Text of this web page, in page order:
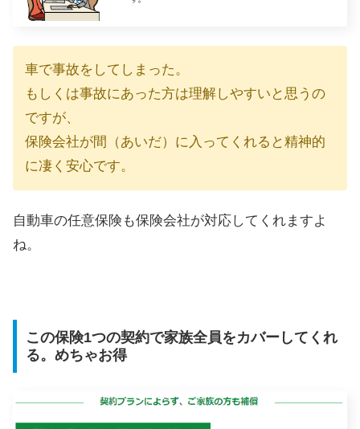
車で事故をしてしまった。
もしくは事故にあった方は理解しやすいと思うの
ですが、
保険会社が間（あいだ）に入ってくれると精神的
に凄く安心です。
自動車の任意保険も保険会社が対応してくれますよ
ね。
この保険1つの契約で家族全員をカバーしてくれ
る。めちゃお得